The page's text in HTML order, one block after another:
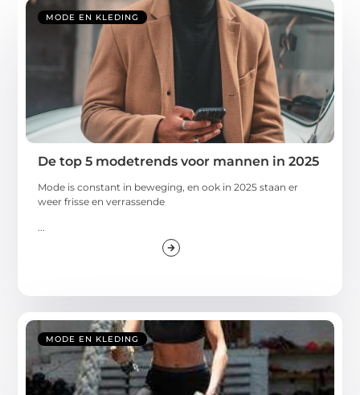
MODE EN KLEDING
De top 5 modetrends voor mannen in 2025
Mode is constant in beweging, en ook in 2025 staan er
weer frisse en verrassende
...
MODE EN KLEDING